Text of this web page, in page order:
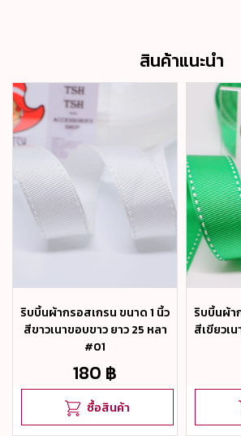
สินค้าแนะนำ
ริบบิ้นผ้ากรอสเกรน ขนาด 1 นิ้ว
สีขาวเนาขอบขาว ยาว 25 หลา
#01
180 ฿
ซื้อสินค้า
ริบบิ้นผ้า
สีเขียวเ